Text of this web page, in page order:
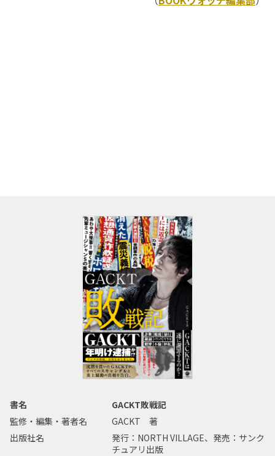
書名
GACKT敗戦記
監修・編集・著者名
GACKT 著
出版社名
発行：NORTH VILLAGE、発売：サンク
チュアリ出版